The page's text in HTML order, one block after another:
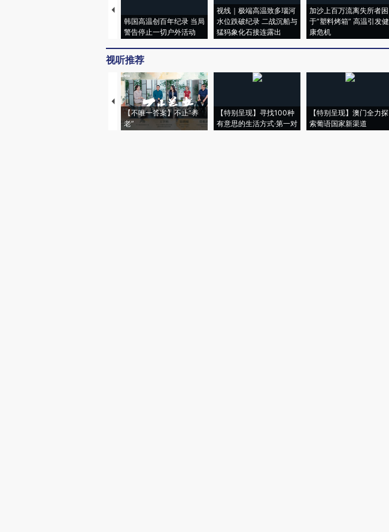
韩国高温创百年纪录 当局
警告停止一切户外活动
视线｜极端高温致多瑙河
水位跌破纪录 二战沉船与
猛犸象化石接连露出
加沙上百万流离失所者困
于“塑料烤箱” 高温引发健
康危机
视听推荐
【不唯一答案】不止“养
老”
【特别呈现】寻找100种
有意思的生活方式·第一对
【特别呈现】澳门全力探
索葡语国家新渠道